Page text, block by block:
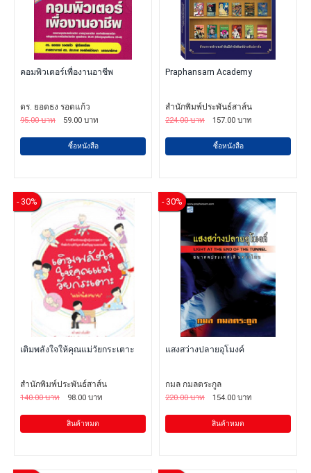
คอมพิวเตอร์เพื่องานอาชีพ
ดร. ยอดธง รอดแก้ว
95.00 บาท
59.00 บาท
ซื้อหนังสือ
Praphansarn Academy
สำนักพิมพ์ประพันธ์สาส์น
224.00 บาท
157.00 บาท
ซื้อหนังสือ
- 30%
เติมพลังใจให้คุณแม่วัยกระเตาะ
สำนักพิมพ์ประพันธ์สาส์น
140.00 บาท
98.00 บาท
สินค้าหมด
- 30%
แสงสว่างปลายอุโมงค์
กมล กมลตระกูล
220.00 บาท
154.00 บาท
สินค้าหมด